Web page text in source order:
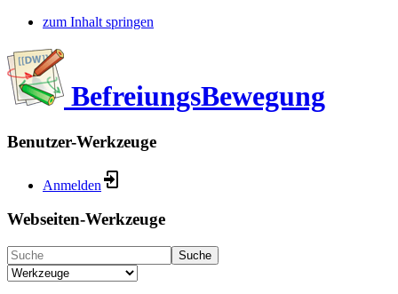
zum Inhalt springen
BefreiungsBewegung
Benutzer-Werkzeuge
Anmelden
Webseiten-Werkzeuge
Suche